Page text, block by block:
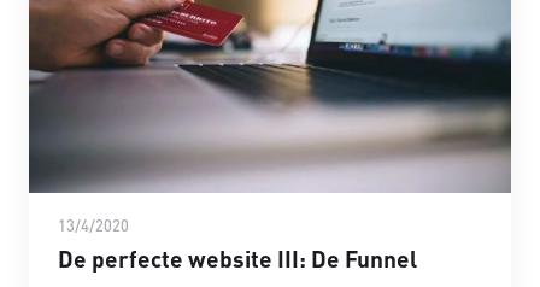
13/4/2020
De perfecte website III: De Funnel